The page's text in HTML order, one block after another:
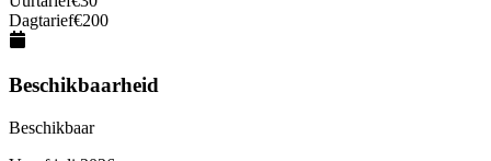
Dagtarief€200
Beschikbaarheid
Beschikbaar